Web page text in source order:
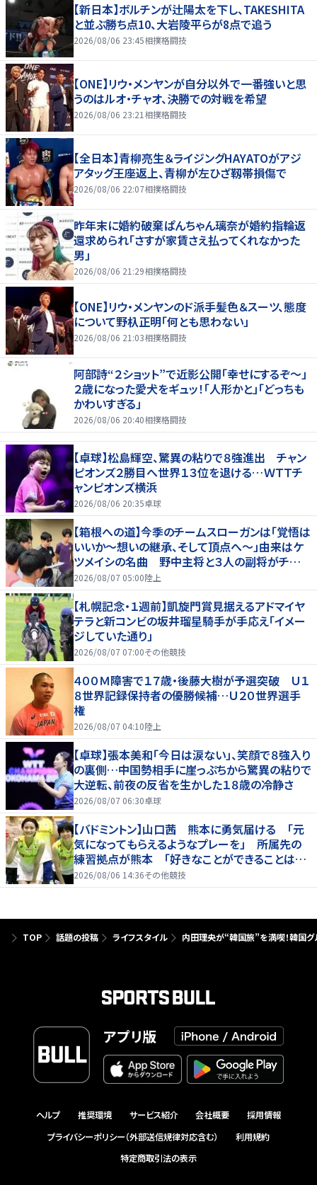
【新日本】ボルチンが辻陽太を下し、TAKESHITA
と並ぶ勝ち点10、大岩陵平らが8点で追う
2026/08/06 23:45相撲格闘技
【ONE】リウ・メンヤンが自分以外で一番強いと思
うのはルオ・チャオ、決勝での対戦を希望
2026/08/06 23:21 相撲格闘技
【全日本】青柳亮生＆ライジングHAYATOがアジ
アタッグ王座返上、青柳が左ひざ靱帯損傷で
2026/08/06 22:07相撲格闘技
昨年末に婚約破棄ぱんちゃん璃奈が婚約指輪返
還求められ「さすが家賃さえ払ってくれなかった
男」
2026/08/06 21:29相撲格闘技
【ONE】リウ・メンヤンのド派手髪色＆スーツ、態度
について野杁正明「何とも思わない」
2026/08/06 21:03相撲格闘技
阿部詩“２ショット”で近影公開「幸せにするぞ〜」
２歳になった愛犬をギュッ！「人形かと」「どっちも
かわいすぎる」
2026/08/06 20:40相撲格闘技
【卓球】松島輝空、驚異の粘りで８強進出 チャン
ピオンズ２勝目へ世界１３位を退ける…ＷＴＴチ
ャンピオンズ横浜
2026/08/06 20:35卓球
【箱根への道】今季のチームスローガンは「覚悟は
いいか～想いの継承、そして頂点へ～」由来はケ
ツメイシの名曲 野中主将と３人の副将がチーム
を引っ張る…夏合宿特集第１弾、国学院大
2026/08/07 05:00陸上
【札幌記念・１週前】凱旋門賞見据えるアドマイヤ
テラと新コンビの坂井瑠星騎手が手応え「イメー
ジしていた通り」
2026/08/07 07:00その他競技
４００Ｍ障害で１７歳・後藤大樹が予選突破 Ｕ１
８世界記録保持者の優勝候補…Ｕ２０世界選手
権
2026/08/07 04:10陸上
【卓球】張本美和「今日は涙ない」、笑顔で８強入り
の裏側…中国勢相手に崖っぷちから驚異の粘りで
大逆転、前夜の反省を生かした１８歳の冷静さ
2026/08/07 06:30卓球
【バドミントン】山口茜 熊本に勇気届ける 「元
気になってもらえるようなプレーを」 所属先の
練習拠点が熊本 「好きなことができることは当
たり前じゃない」
2026/08/06 14:36その他競技
TOP 話題の投稿 ライフスタイル 内田理央が“韓国旅”を満喫！韓国
アプリ版
ヘルプ 推奨環境 サービス紹介 会社概要
採用情報
プライバシーポリシー（外部送信規律対応含む）
利用規約
特定商取引法の表示